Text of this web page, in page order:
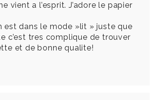
vient a l’esprit. J’adore le papier
est dans le mode »lit » juste que
c’est tres complique de trouver
et de bonne qualite!